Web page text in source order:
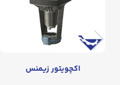
اکچویتور زیمنس